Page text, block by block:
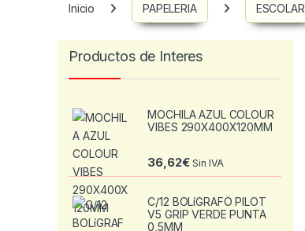
Inicio PAPELERIA ESCOLAR
Productos de Interes
MOCHILA AZUL COLOUR
VIBES 290X400X120MM
36,62€ Sin IVA
C/12 BOLíGRAFO PILOT
V5 GRIP VERDE PUNTA
0,5MM